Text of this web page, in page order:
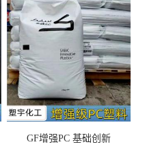
GF增强PC 基础创新